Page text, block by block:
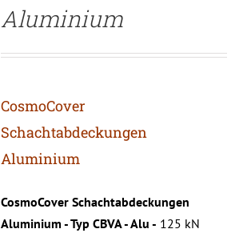
Aluminium
CosmoCover
Schachtabdeckungen
Aluminium
CosmoCover Schachtabdeckungen
Aluminium - Typ CBVA - Alu - 125 kN